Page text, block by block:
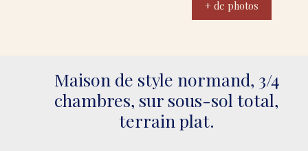
+ de photos
Maison de style normand, 3/4
chambres, sur sous-sol total,
terrain plat.